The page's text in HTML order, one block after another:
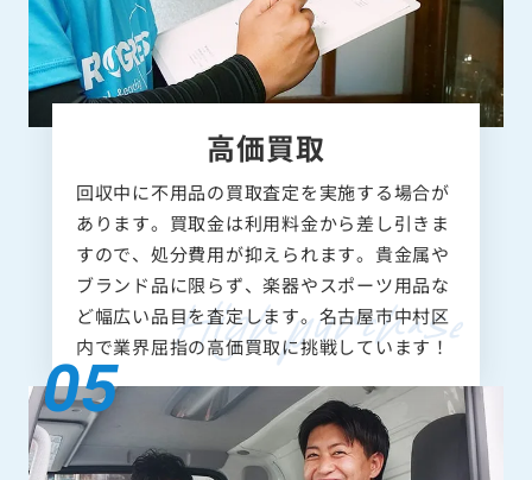
高価買取
回収中に不用品の買取査定を実施する場合が
あります。買取金は利用料金から差し引きま
すので、処分費用が抑えられます。貴金属や
ブランド品に限らず、楽器やスポーツ用品な
ど幅広い品目を査定します。名古屋市中村区
内で業界屈指の高価買取に挑戦しています！